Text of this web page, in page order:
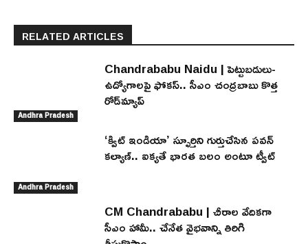
RELATED ARTICLES
Andhra Pradesh
Chandrababu Naidu | పెట్టుబడులు-
ఉద్యోగాలపై ఫోకస్.. సీఎం చంద్రబాబు కొత్త
రోడ్‌మ్యాప్
Andhra Pradesh
‘క్విట్ ఇండియా’ స్ఫూర్తిని గుర్తుచేసిన పవన్
కల్యాణ్.. ఐక్యతే భారత బలం అంటూ ట్వీట్
CM Chandrababu | చీరాల వేదికగా
సీఎం హామీ.. చేనేత వైభవాన్ని తిరిగి